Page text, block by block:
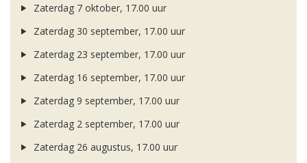
Zaterdag 7 oktober, 17.00 uur
Zaterdag 30 september, 17.00 uur
Zaterdag 23 september, 17.00 uur
Zaterdag 16 september, 17.00 uur
Zaterdag 9 september, 17.00 uur
Zaterdag 2 september, 17.00 uur
Zaterdag 26 augustus, 17.00 uur